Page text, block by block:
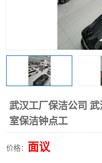
武汉工厂保洁公司
室保洁钟点工
价格： 面议